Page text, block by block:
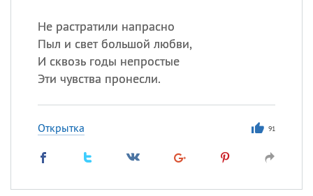
Не растратили напрасно
Пыл и свет большой любви,
И сквозь годы непростые
Эти чувства пронесли.
Открытка 91